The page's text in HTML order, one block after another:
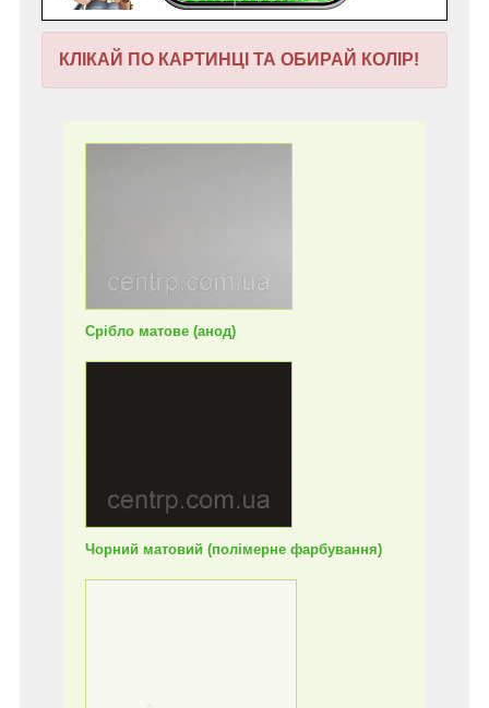
КЛІКАЙ ПО КАРТИНЦІ ТА ОБИРАЙ КОЛІР!
Срібло матове (анод)
Чорний матовий (полімерне фарбування)